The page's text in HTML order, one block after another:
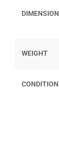
DIMENSION
WEIGHT
CONDITION